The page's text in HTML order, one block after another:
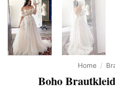
Home /
Boho